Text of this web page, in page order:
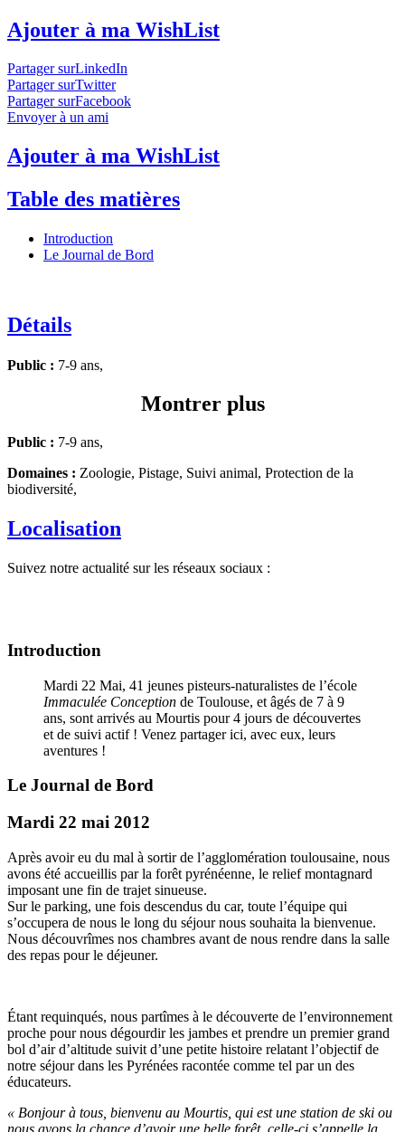
Ajouter à ma WishList
Partager surLinkedIn
Partager surTwitter
Partager surFacebook
Envoyer à un ami
Ajouter à ma WishList
Table des matières
Introduction
Le Journal de Bord
Détails
Public : 7-9 ans,
Montrer plus
Public : 7-9 ans,
Domaines : Zoologie, Pistage, Suivi animal, Protection de la
biodiversité,
Localisation
Suivez notre actualité sur les réseaux sociaux :
Introduction
Mardi 22 Mai, 41 jeunes pisteurs-naturalistes de l’école
Immaculée Conception de Toulouse, et âgés de 7 à 9
ans, sont arrivés au Mourtis pour 4 jours de découvertes
et de suivi actif ! Venez partager ici, avec eux, leurs
aventures !
Le Journal de Bord
Mardi 22 mai 2012
Après avoir eu du mal à sortir de l’agglomération toulousaine, nous
avons été accueillis par la forêt pyrénéenne, le relief montagnard
imposant une fin de trajet sinueuse.
Sur le parking, une fois descendus du car, toute l’équipe qui
s’occupera de nous le long du séjour nous souhaita la bienvenue.
Nous découvrîmes nos chambres avant de nous rendre dans la salle
des repas pour le déjeuner.
Étant requinqués, nous partîmes à le découverte de l’environnement
proche pour nous dégourdir les jambes et prendre un premier grand
bol d’air d’altitude suivit d’une petite histoire relatant l’objectif de
notre séjour dans les Pyrénées racontée comme tel par un des
éducateurs.
« Bonjour à tous, bienvenu au Mourtis, qui est une station de ski ou
nous avons la chance d’avoir une belle forêt, celle-ci s’appelle la